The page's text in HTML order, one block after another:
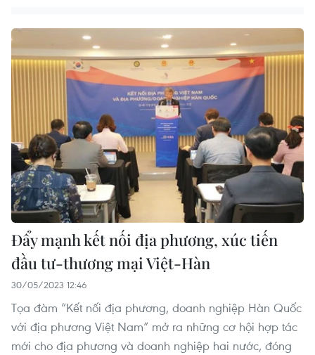
Đẩy mạnh kết nối địa phương, xúc tiến
đầu tư-thương mại Việt-Hàn
30/05/2023 12:46
Tọa đàm “Kết nối địa phương, doanh nghiệp Hàn Quốc
với địa phương Việt Nam” mở ra những cơ hội hợp tác
mới cho địa phương và doanh nghiệp hai nước, đóng